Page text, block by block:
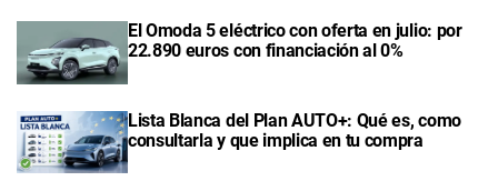
El Omoda 5 eléctrico con oferta en julio: por
22.890 euros con financiación al 0%
Lista Blanca del Plan AUTO+: Qué es, como
consultarla y que implica en tu compra